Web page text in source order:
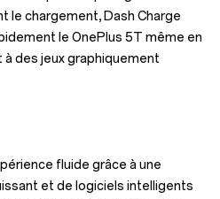
le chargement, Dash Charge
le OnePlus 5T même en
à des jeux graphiquement
fluide grâce à une
et de logiciels intelligents